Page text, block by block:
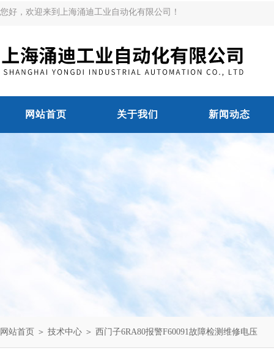
您好，欢迎来到上海涌迪工业自动化有限公司！
网站首页 关于我们 新闻动态
网站首页 ＞ 技术中心 ＞ 西门子6RA80报警F60091故障检测维修电压